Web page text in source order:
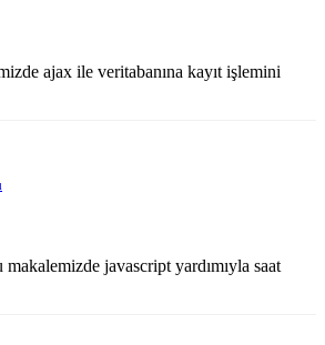
ajax ile veritabanına kayıt işlemini
javascript yardımıyla saat